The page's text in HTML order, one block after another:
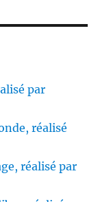
par
réalisé
réalisé par